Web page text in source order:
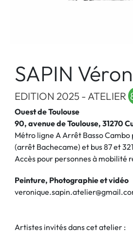
SAPIN
EDITION 2025 - ATELIER
Ouest de Toulouse
90, avenue de Toulouse, 31270
Métro ligne A Arrêt Basso Cambo
(arrêt Bachecame) et bus 87 et
Accès pour personnes à mobilité
Peinture, Photographie et vidéo
Artistes invités dans cet atelier :